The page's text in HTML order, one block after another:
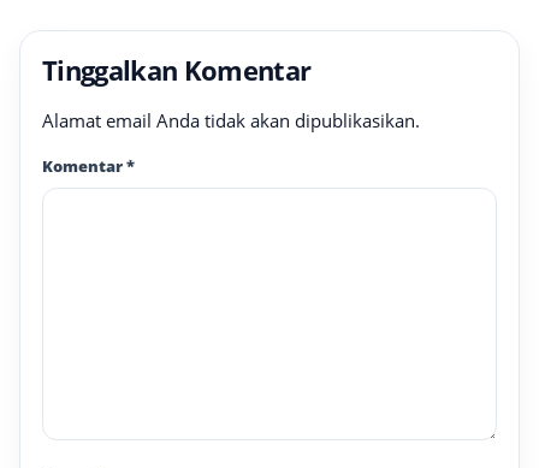
Tinggalkan Komentar
Alamat email Anda tidak akan dipublikasikan.
Komentar*